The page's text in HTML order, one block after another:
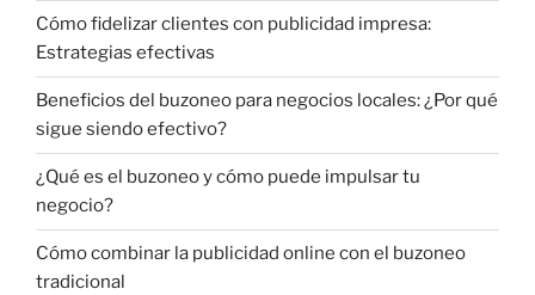
Cómo fidelizar clientes con publicidad impresa:
Estrategias efectivas
Beneficios del buzoneo para negocios locales: ¿Por qué
sigue siendo efectivo?
¿Qué es el buzoneo y cómo puede impulsar tu
negocio?
Cómo combinar la publicidad online con el buzoneo
tradicional